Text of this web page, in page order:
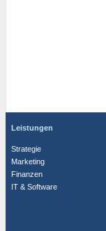
Leistungen
Strategie
Marketing
Finanzen
IT & Software